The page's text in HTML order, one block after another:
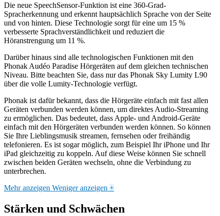
Die neue SpeechSensor-Funktion ist eine 360-Grad-
Spracherkennung und erkennt hauptsächlich Sprache von der Seite
und von hinten. Diese Technologie sorgt für eine um 15 %
verbesserte Sprachverständlichkeit und reduziert die
Höranstrengung um 11 %.
Darüber hinaus sind alle technologischen Funktionen mit den
Phonak Audéo Paradise Hörgeräten auf dem gleichen technischen
Niveau. Bitte beachten Sie, dass nur das Phonak Sky Lumity L90
über die volle Lumity-Technologie verfügt.
Phonak ist dafür bekannt, dass die Hörgeräte einfach mit fast allen
Geräten verbunden werden können, um direktes Audio-Streaming
zu ermöglichen. Das bedeutet, dass Apple- und Android-Geräte
einfach mit den Hörgeräten verbunden werden können. So können
Sie Ihre Lieblingsmusik streamen, fernsehen oder freihändig
telefonieren. Es ist sogar möglich, zum Beispiel Ihr iPhone und Ihr
iPad gleichzeitig zu koppeln. Auf diese Weise können Sie schnell
zwischen beiden Geräten wechseln, ohne die Verbindung zu
unterbrechen.
Mehr anzeigen Weniger anzeigen +
Stärken und Schwächen